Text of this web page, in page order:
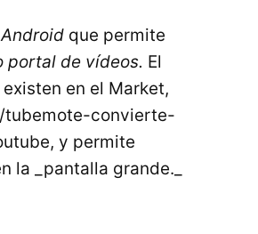
Android que permite
portal de vídeos. El
en el Market,
tubemote-convierte-
y permite
la _pantalla grande._